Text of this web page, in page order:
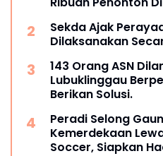
Sekda Ajak
Dilaksanakan
143 Orang ASN
Lubuklinggau
Berikan Solusi.
Peradi Selong
Kemerdekaan
Soccer, Siapkan